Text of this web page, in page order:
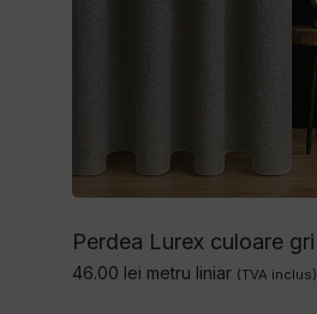
Perdea Lurex culoare gri
46.00 lei metru liniar (TVA inclus)